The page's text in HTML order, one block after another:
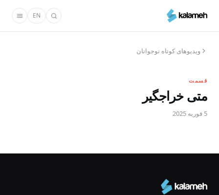
محتوای
EN
ویدیو‌های کوتاه نوجوانان
قسمت
متی خراجگیر
5 فوریه 2025